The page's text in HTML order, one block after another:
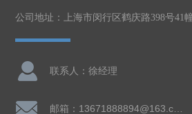
公司地址：上海市闵行区鹤庆路398号41
联系人：徐经理